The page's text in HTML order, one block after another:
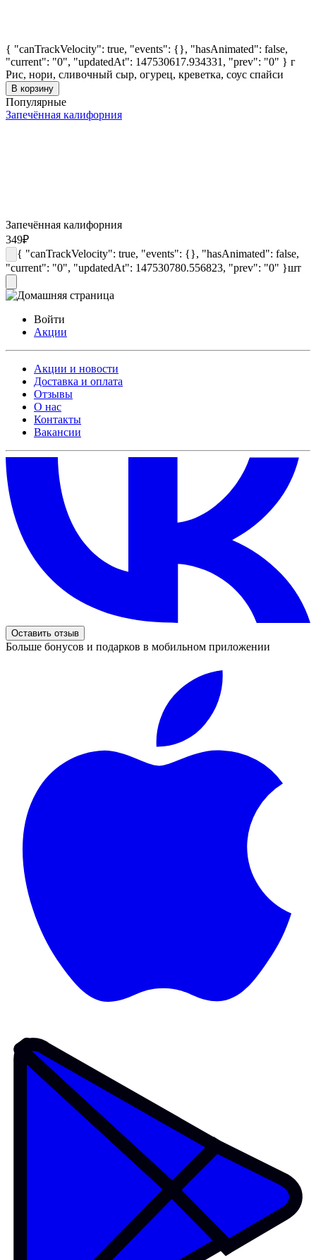
{ "canTrackVelocity": true, "events": {}, "hasAnimated": false,
"current": "0", "updatedAt": 147530617.934331, "prev": "0" } г
Рис, нори, сливочный сыр, огурец, креветка, соус спайси
В корзину
Популярные
Запечённая калифорния
Запечённая калифорния
349₽
{ "canTrackVelocity": true, "events": {}, "hasAnimated": false,
"current": "0", "updatedAt": 147530780.556823, "prev": "0" }шт
Войти
Акции
Акции и новости
Доставка и оплата
Отзывы
О нас
Контакты
Вакансии
Оставить отзыв
Больше бонусов и подарков в мобильном приложении